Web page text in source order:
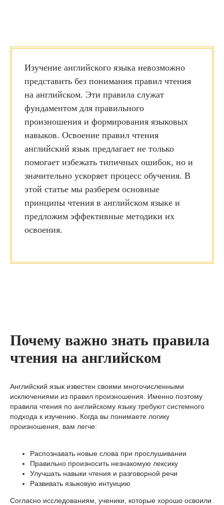
Изучение английского языка невозможно
представить без понимания правил чтения
на английском. Эти правила служат
фундаментом для правильного
произношения и формирования языковых
навыков. Освоение правил чтения
английский язык предлагает не только
помогает избежать типичных ошибок, но и
значительно ускоряет процесс обучения. В
этой статье мы разберем основные
принципы чтения в английском языке и
предложим эффективные методики их
освоения.
Почему важно знать правила
чтения на английском
Английский язык известен своими многочисленными
исключениями из правил произношения. Именно поэтому
правила чтения по английскому языку требуют системного
подхода к изучению. Когда вы понимаете логику
произношения, вам легче:
Распознавать новые слова при прослушивании
Правильно произносить незнакомую лексику
Улучшать навыки чтения и разговорной речи
Развивать языковую интуицию
Согласно исследованиям, ученики, которые хорошо освоили